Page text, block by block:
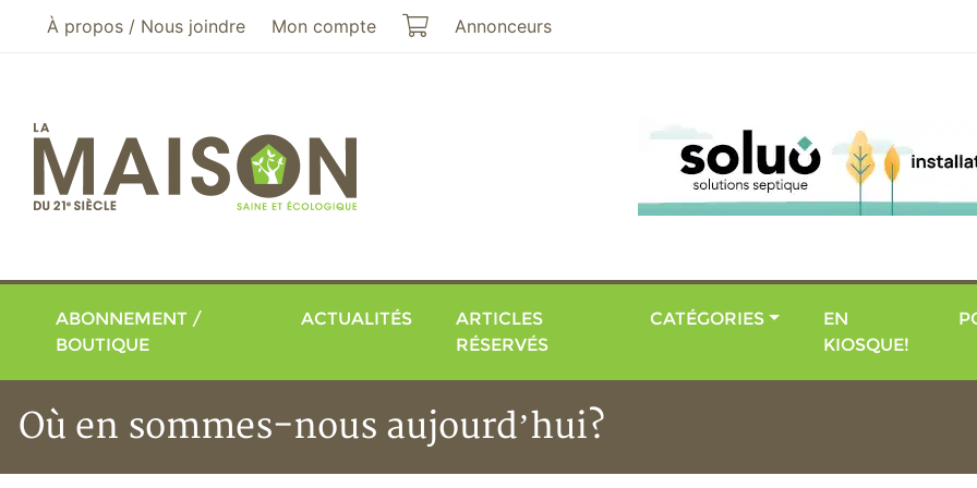
Aller au menu principal
Aller au contenu principal
À propos / Nous joindre Mon compte Mon panier
Annonceurs
ABONNEMENT /
BOUTIQUE
ACTUALITÉS
ARTICLES
RÉSERVÉS
CATÉGORIES
EN
KIOSQUE!
Où en sommes-nous aujourd’hui?